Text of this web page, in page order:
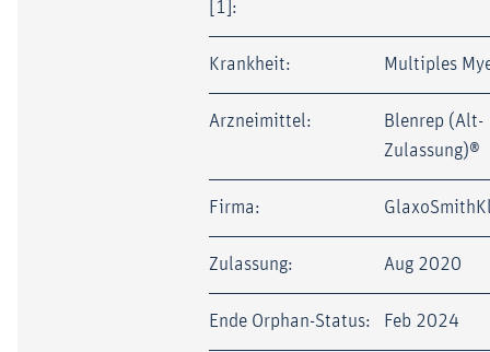
[1]:
Krankheit: Multiples
Arzneimittel:
Blenrep (Alt-
Zulassung)®
Firma:
Zulassung: Aug 2020
Ende Orphan-Status: Feb 2024